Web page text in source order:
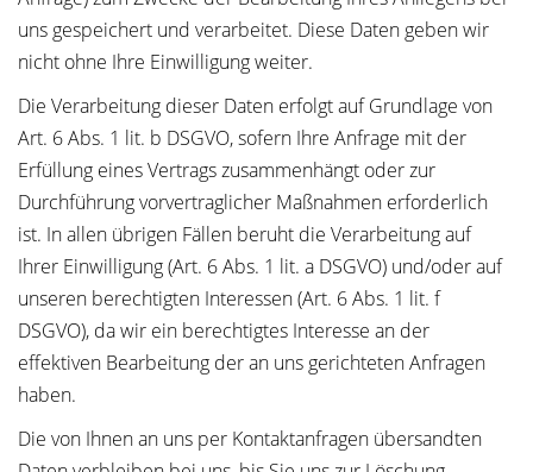
uns gespeichert und verarbeitet. Diese Daten geben wir
nicht ohne Ihre Einwilligung weiter.
Die Verarbeitung dieser Daten erfolgt auf Grundlage von
Art. 6 Abs. 1 lit. b DSGVO, sofern Ihre Anfrage mit der
Erfüllung eines Vertrags zusammenhängt oder zur
Durchführung vorvertraglicher Maßnahmen erforderlich
ist. In allen übrigen Fällen beruht die Verarbeitung auf
Ihrer Einwilligung (Art. 6 Abs. 1 lit. a DSGVO) und/oder auf
unseren berechtigten Interessen (Art. 6 Abs. 1 lit. f
DSGVO), da wir ein berechtigtes Interesse an der
effektiven Bearbeitung der an uns gerichteten Anfragen
haben.
Die von Ihnen an uns per Kontaktanfragen übersandten